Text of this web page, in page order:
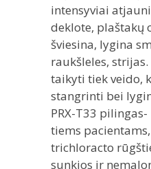
intensyviai
deklote, plaštakų
šviesina, lygina
raukšleles,
taikyti tiek veido,
stangrinti bei
PRX-T33
tiems
trichloracto
sunkios ir